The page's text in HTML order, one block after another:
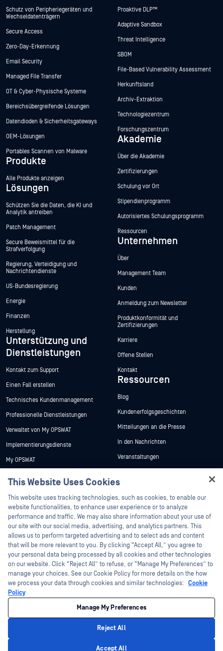
Schutz von Peripheriegeräten und
Wechseldatenträgern
Secure Access
Zero-Day-Erkennung
Email Security
Managed File Transfer
OT & Cyber-Physische Systeme
Bereichsübergreifende Lösungen
Datendioden & Sicherheitsgateways
OEM-Lösungen
Portables Scannen von Malware
Produkte
Alle Produkte anzeigen
Lösungen
Schützen Sie die Daten, die KI und
Analytik antreiben
Patch Management
Secure Beweismittel für die
Strafverfolgung
Regierung, Verteidigung und
Nachrichtendienste
US-Bundesregierung
Energie
Finanzen
Herstellung
Unterstützung und
Dienstleistungen
Kontakt zum Support
Einen Fall erstellen
Technisches Kundenmanagement
Professionelle Dienstleistungen
Verwaltet von My OPSWAT
Implementierungsdienste
My OPSWAT
Programm zur Behebung von
Partner
Zertifizierung
Technologie-Partner
Proaktive DLP™
Adaptive Sandbox
Threat Intelligence
SBOM
File-Based Vulnerability Assessment
Herkunftsland
Archiv-Extraktion
Technologiezentrum
Forschungszentrum
Akademie
Über die Akademie
Zertifizierungen
Schulung vor Ort
Stipendienprogramm
Autorisiertes Schulungsprogramm
Ressourcen
Unternehmen
Über
Management Team
Kunden
Anmeldung zum Newsletter
Produktkonformität und
Zertifizierungen
Karriere
Offene Stellen
Kontakt
Ressourcen
Blog
Kundenerfolgsgeschichten
Mitteilungen an die Presse
In den Nachrichten
Veranstaltungen
Datenblätter
Weiße Papiere
Kostenlose Tools
©2026 OPSWAT . Alle Rechte vorbehalten. OPSWAT, MetaDefender, Metascan,
MetaAccess, das OPSWAT , Trust no File. Trust No Device., OPSWAT , Protecting the
World's Critical Infrastructure, Deep CDR™ Technology, InQuest, das InQuest-Logo,
DFI, RetroHunt, Deep File Inspection und Join the Hunt sind Marken von OPSWAT .
Marken von Drittanbietern sind Eigentum ihrer jeweiligen Inhaber.
Cookie-Präferenzen verwalten
Entscheidungen zum Datenschutz in Kalifornien
This Website Uses Cookies
This website uses tracking technologies, such as cookies, to enable our
website functionalities, to enhance user experience or to analyze
performance and traffic. We may also share information about your use of
our site with our social media, advertising, and analytics partners. This
allows us to perform targeted advertising and to select ads and content
that will be more relevant to you. By clicking “Accept All,” you agree to
your personal data being processed by all cookies and other technologies
on our website. Click “Reject All” to refuse, or “Manage My Preferences” to
manage your choices. See our Cookie Policy for more details on the how
we process your data through cookies and similar technologies: Cookie
Policy
Manage My Preferences
Reject All
Accept All
Hey there!
I'm Ozzy, your OPSWAT virtual assistant.
How can I help you secure what's critical
today?